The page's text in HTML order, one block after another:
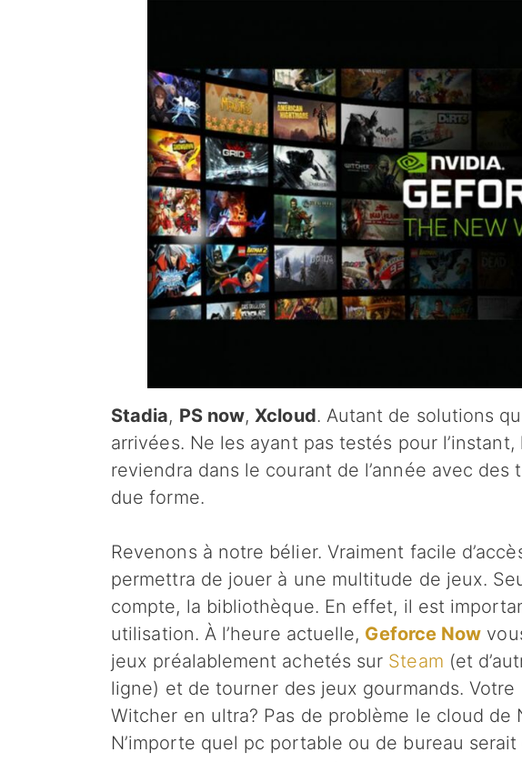
Stadia, PS now,Xcloud. Autant de solutions
arrivées. Ne les ayant pas testés pour l’instant,
reviendra dans le courant de l’année avec
due forme.
Revenons à notre bélier. Vraiment facile
permettra de jouer à une multitude de jeux.
compte, la bibliothèque. En effet, il est
utilisation. À l’heure actuelle, Geforce Now
jeux préalablement achetés sur Steam (et
ligne) et de tourner des jeux gourmands.
Witcher en ultra? Pas de problème le cloud de
N’importe quel pc portable ou de bureau